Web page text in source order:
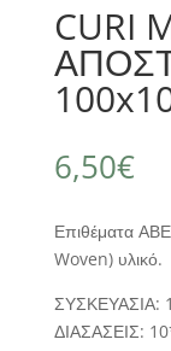
CURI
6,50€
Επιθέματα
Woven) υλικό.
ΣΥΣΚΕΥΑΣΙΑ:
ΔΙΑΣΑΣΕΙΣ: